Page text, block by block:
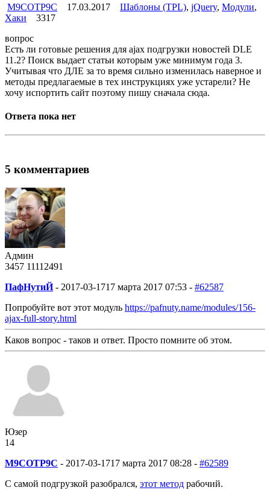
M9COTP9C 17.03.2017 Шаблоны (TPL), jQuery, Модули,
Хаки
3317
вопрос
Есть ли готовые решения для ajax подгрузки новостей DLE
11.2? Поиск выдает статьи которым уже минимум года 3.
Учитывая что ДЛЕ за то время сильно изменилась наверное и
методы предлагаемые в тех инструкциях уже устарели? Не
хочу испортить сайт поэтому пишу сначала сюда.
Ответа пока нет
5 комментариев
Админ
3457 1111 2491
ПафНутиЙ - 2017-03-1717 марта 2017 07:53 - #62587
Попробуйте вот этот модуль https://pafnuty.name/modules/156-
ajax-full-story.html
Каков вопрос - таков и ответ. Просто помните об этом.
Юзер
14
M9COTP9C - 2017-03-1717 марта 2017 08:28 - #62589
С самой подгрузкой разобрался, этот метод рабочий.